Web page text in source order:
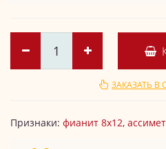
ЗАКАЗАТЬ В
Признаки: фианит 8х12,